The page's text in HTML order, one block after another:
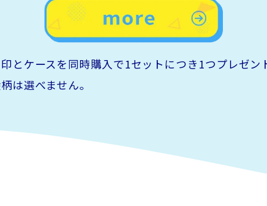
とケースを同時購入で1セットにつき1つプレゼン
は選べません。